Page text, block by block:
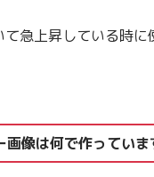
急上昇している時に
像は何で作っていま